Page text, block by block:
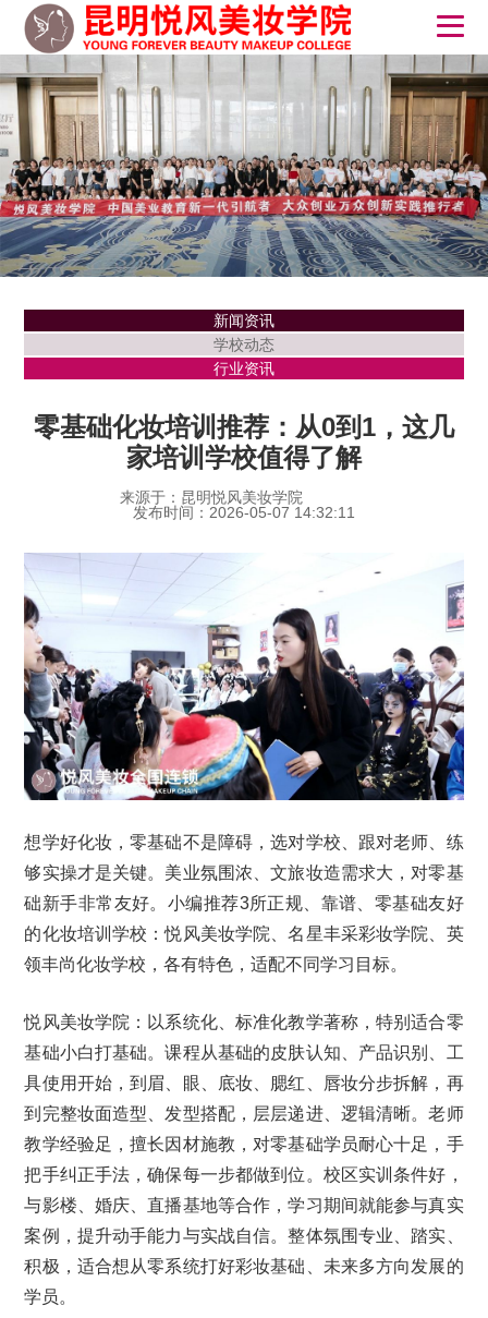
新闻资讯
学校动态
行业资讯
零基础化妆培训推荐：从0到1，这几
家培训学校值得了解
来源于：昆明悦风美妆学院
发布时间：2026-05-07 14:32:11
想学好化妆，零基础不是障碍，选对学校、跟对老师、练
够实操才是关键。美业氛围浓、文旅妆造需求大，对零基
础新手非常友好。小编推荐3所正规、靠谱、零基础友好
的化妆培训学校：悦风美妆学院、名星丰采彩妆学院、英
领丰尚化妆学校，各有特色，适配不同学习目标。
悦风美妆学院：以系统化、标准化教学著称，特别适合零
基础小白打基础。课程从基础的皮肤认知、产品识别、工
具使用开始，到眉、眼、底妆、腮红、唇妆分步拆解，再
到完整妆面造型、发型搭配，层层递进、逻辑清晰。老师
教学经验足，擅长因材施教，对零基础学员耐心十足，手
把手纠正手法，确保每一步都做到位。校区实训条件好，
与影楼、婚庆、直播基地等合作，学习期间就能参与真实
案例，提升动手能力与实战自信。整体氛围专业、踏实、
积极，适合想从零系统打好彩妆基础、未来多方向发展的
学员。